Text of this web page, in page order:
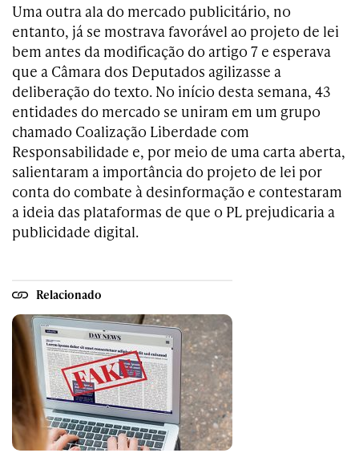
Uma outra ala do mercado publicitário, no
entanto, já se mostrava favorável ao projeto de lei
bem antes da modificação do artigo 7 e esperava
que a Câmara dos Deputados agilizasse a
deliberação do texto. No início desta semana, 43
entidades do mercado se uniram em um grupo
chamado Coalização Liberdade com
Responsabilidade e, por meio de uma carta aberta,
salientaram a importância do projeto de lei por
conta do combate à desinformação e contestaram
a ideia das plataformas de que o PL prejudicaria a
publicidade digital.
Relacionado